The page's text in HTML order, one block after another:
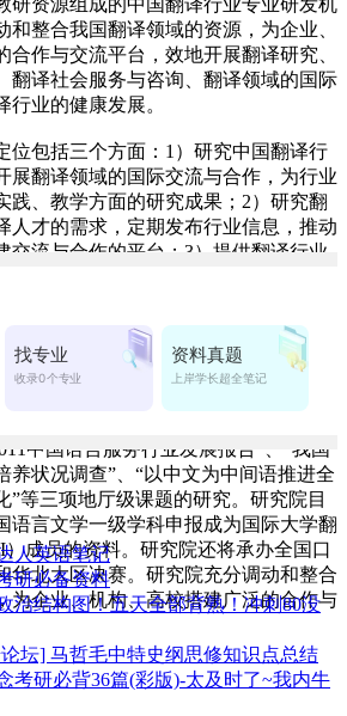
和整合我国翻译领域的资源，为企业、
合作与交流平台，效地开展翻译研究、
翻译社会服务与咨询、翻译领域的国际
业的健康发展。
包括三个方面：1）研究中国翻译行
展翻译领域的国际交流与合作，为行业
践、教学方面的研究成果；2）研究翻
人才的需求，定期发布行业信息，推动
交流与合作的平台；3）提供翻译行业
先后邀请了国际译联主席Frans De
译家唐闻生女士、国际大学翻译学院联
Lee-Jahnke教授以及美国蒙特雷
中国语言服务行业发展报告”、“我国
养状况调查”、“以中文为中间语推进全
”等三项地厅级课题的研究。研究院目
语言文学一级学科申报成为国际大学翻
成员的资料。研究院还将承办全国口
华北大区决赛。研究院充分调动和整合
为企业、机构、高校搭建广泛的合作与
人英语笔记
研必备资料
治结构图！五天全部背熟！冲刺80没
坛] 马哲毛中特史纲思修知识点总结
考研必背36篇(彩版)-太及时了~我内牛